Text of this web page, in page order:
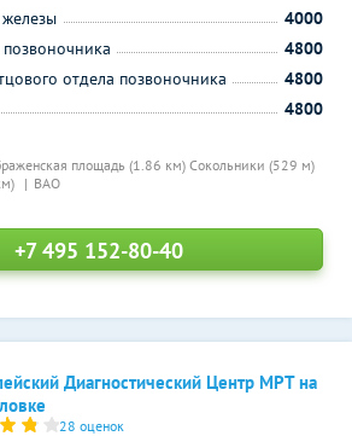
площадь (1.86 км) Сокольники (529 м)
ВАО
4000
4800
отдела позвоночника
4800
4800
+7 495 152-80-40
Диагностический Центр МРТ на
28 оценок